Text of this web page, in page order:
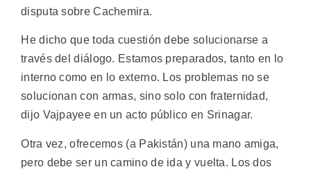
disputa sobre Cachemira.
He dicho que toda cuestión debe solucionarse a
través del diálogo. Estamos preparados, tanto en lo
interno como en lo externo. Los problemas no se
solucionan con armas, sino solo con fraternidad,
dijo Vajpayee en un acto público en Srinagar.
Otra vez, ofrecemos (a Pakistán) una mano amiga,
pero debe ser un camino de ida y vuelta. Los dos